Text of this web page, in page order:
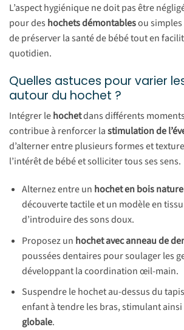
L’aspect hygiénique ne doit pas être
pour des hochets démontablesou
de préserver la santé de bébé tout en
quotidien.
Quelles astuces pour varier
autour du hochet ?
Intégrer lehochetdans différents
contribue à renforcer lastimulation de
d’alterner entre plusieurs formes et
l’intérêt de bébé et solliciter tous ses sens.
Alternez entre un hochet en bois
découverte tactile et un modèle en
d’introduire des sons doux.
Proposez un hochet avec anneau de
poussées dentaires pour soulager les
développant la coordination œil-main.
Suspendre le hochet au-dessus du
enfant à tendre les bras, stimulant ainsi
globale.